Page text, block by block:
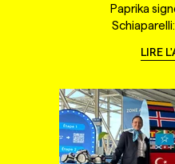
Paprika
LIRE